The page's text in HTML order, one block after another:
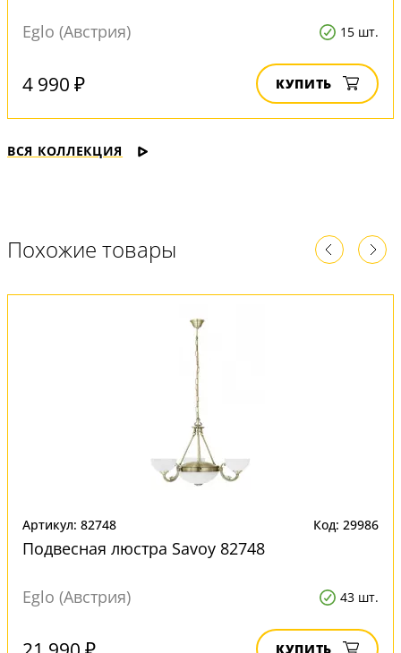
Eglo (Австрия) 15 шт.
4 990 ₽ КУПИТЬ
ВСЯ КОЛЛЕКЦИЯ
Похожие товары
Артикул: 82748 Код: 29986
Подвесная люстра Savoy 82748
Eglo (Австрия) 43 шт.
КУПИТЬ